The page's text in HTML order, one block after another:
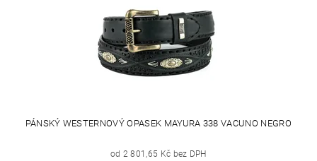
PÁNSKÝ WESTERNOVÝ OPASEK MAYURA 338 VACUNO NEGRO
od 2 801,65 Kč bez DPH